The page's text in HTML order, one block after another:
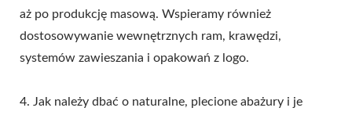
aż po produkcję masową. Wspieramy również
dostosowywanie wewnętrznych ram, krawędzi,
systemów zawieszania i opakowań z logo.
4. Jak należy dbać o naturalne, plecione abażury i je